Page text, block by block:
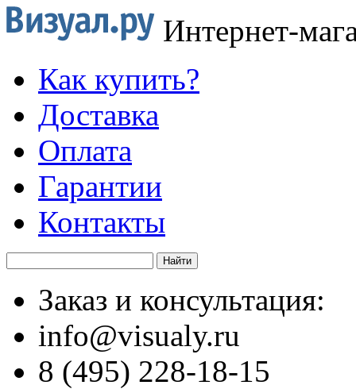
Интернет-
Как купить?
Доставка
Оплата
Гарантии
Контакты
Заказ и консультация:
info@visualy.ru
8 (495) 228-18-15